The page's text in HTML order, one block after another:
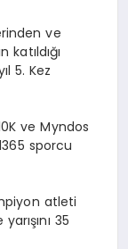
ve
5. Kez
ve Myndos
sporcu
atleti
35